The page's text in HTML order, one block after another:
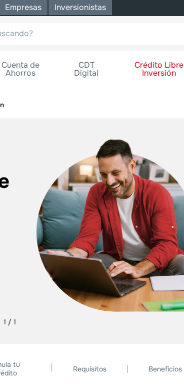
Empresas Inversionistas
Cuenta de
Ahorros
CDT
Digital
Crédito Libre
Inversión
1 / 1
tu
Requisitos Beneficios